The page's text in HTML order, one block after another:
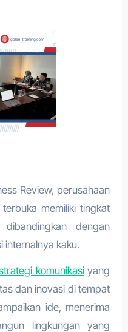
Review, perusahaan
memiliki tingkat
dengan
internalnya kaku.
komunikasiyang
dan inovasi di tempat
ide, menerima
lingkungan yang